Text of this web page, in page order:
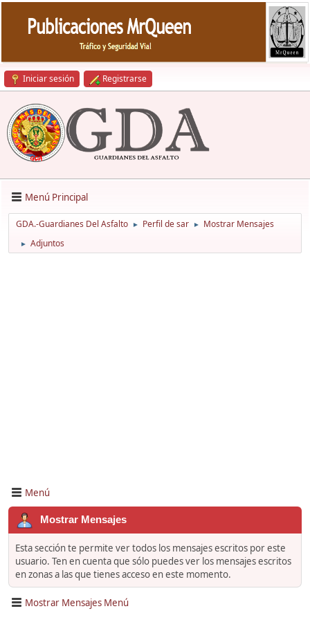
Iniciar sesión Registrarse
Menú Principal
GDA.-Guardianes Del Asfalto ► Perfil de sar ► Mostrar Mensajes
► Adjuntos
Menú
Mostrar Mensajes
Esta sección te permite ver todos los mensajes escritos por este
usuario. Ten en cuenta que sólo puedes ver los mensajes escritos
en zonas a las que tienes acceso en este momento.
Mostrar Mensajes Menú